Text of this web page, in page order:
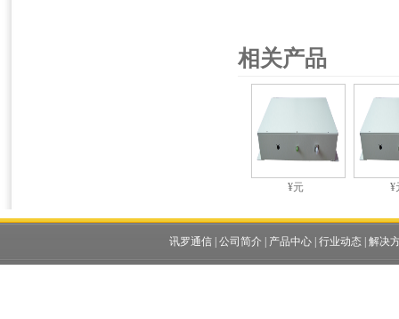
相关产品
¥元 ¥
讯罗通信| 公司简介| 产品中心| 行业动态| 解决